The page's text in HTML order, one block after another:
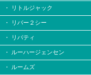
・ リトルジャック
・ リバー２シー
・ リバティ
・ ルーハージェンセン
・ ルームズ